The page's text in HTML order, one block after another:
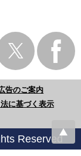
告のご案内
に基づく表示
Reserved